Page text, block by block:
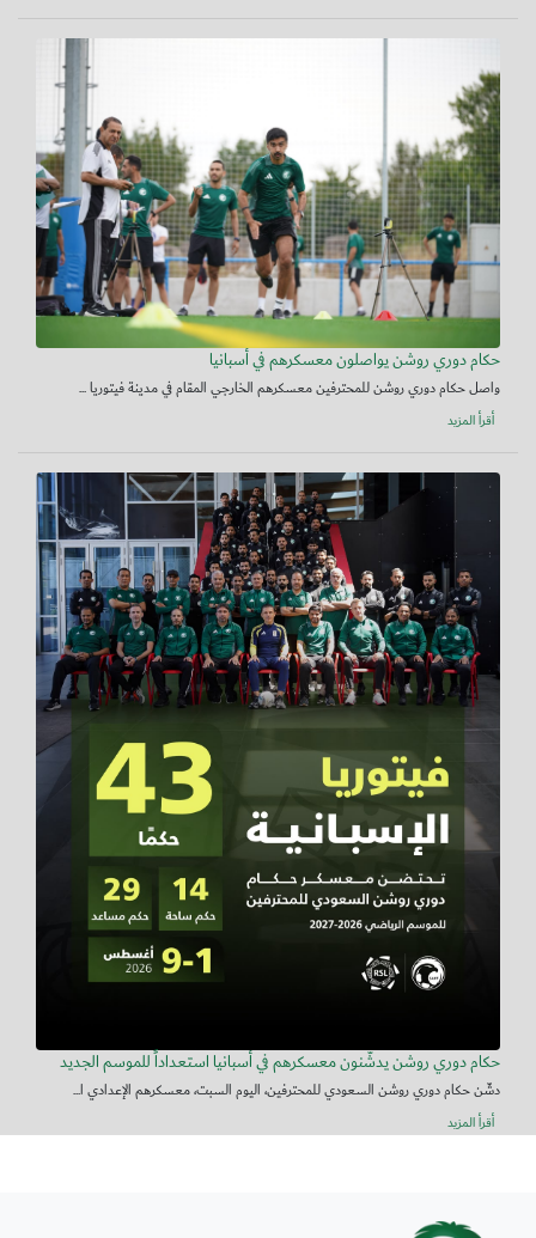
حكام دوري روشن يواصلون معسكرهم في أسبانيا
واصل حكام دوري روشن للمحترفين معسكرهم الخارجي المقام في مدينة فيتوريا ...
أقرأ المزيد
حكام دوري روشن يدشّنون معسكرهم في أسبانيا استعداداً للموسم الجديد
دشّن حكام دوري روشن السعودي للمحترفين، اليوم السبت، معسكرهم الإعدادي ا...
أقرأ المزيد